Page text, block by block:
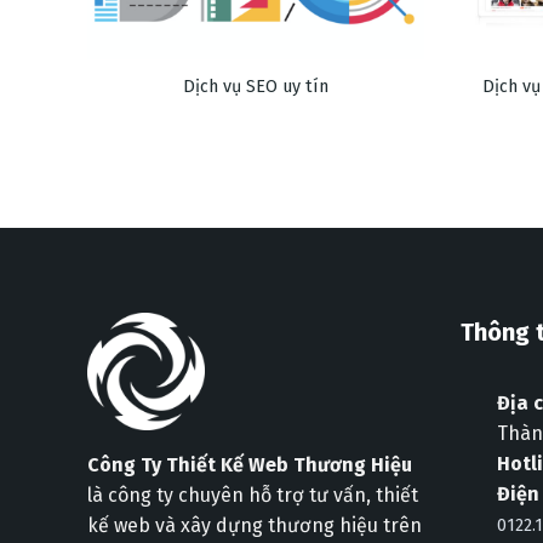
Dịch vụ SEO uy tín
Dịch
Công Ty Thiết Kế Web Thương Hiệu
là công ty chuyên hỗ trợ tư vấn, thiết
kế web và xây dựng thương hiệu trên
Thông
Địa